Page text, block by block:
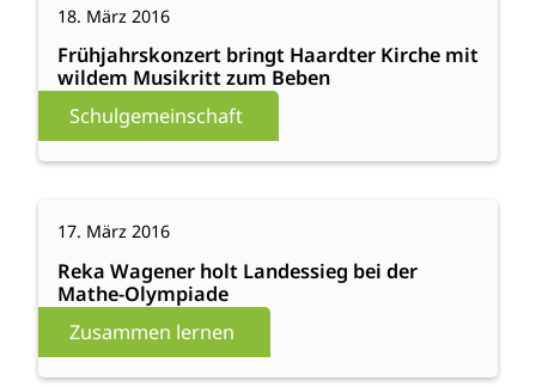
Schulgemeinschaft
18. März 2016
Frühjahrskonzert bringt Haardter Kirche mit
wildem Musikritt zum Beben
Frühjahrskonzert
bringt
Haardter
Kirche
mit
wildem
zum
Zusammen lernen
17. März 2016
Reka Wagener holt Landessieg bei der
Mathe-Olympiade
Reka
Wagener
holt
Landessieg
bei